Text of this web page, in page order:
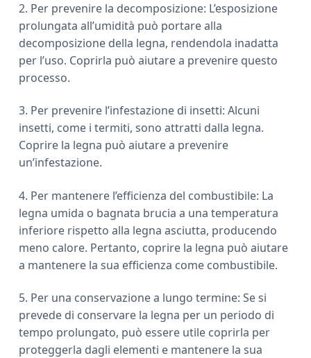
2. Per prevenire la decomposizione: L’esposizione
prolungata all’umidità può portare alla
decomposizione della legna, rendendola inadatta
per l’uso. Coprirla può aiutare a prevenire questo
processo.
3. Per prevenire l’infestazione di insetti: Alcuni
insetti, come i termiti, sono attratti dalla legna.
Coprire la legna può aiutare a prevenire
un’infestazione.
4. Per mantenere l’efficienza del combustibile: La
legna umida o bagnata brucia a una temperatura
inferiore rispetto alla legna asciutta, producendo
meno calore. Pertanto, coprire la legna può aiutare
a mantenere la sua efficienza come combustibile.
5. Per una conservazione a lungo termine: Se si
prevede di conservare la legna per un periodo di
tempo prolungato, può essere utile coprirla per
proteggerla dagli elementi e mantenere la sua